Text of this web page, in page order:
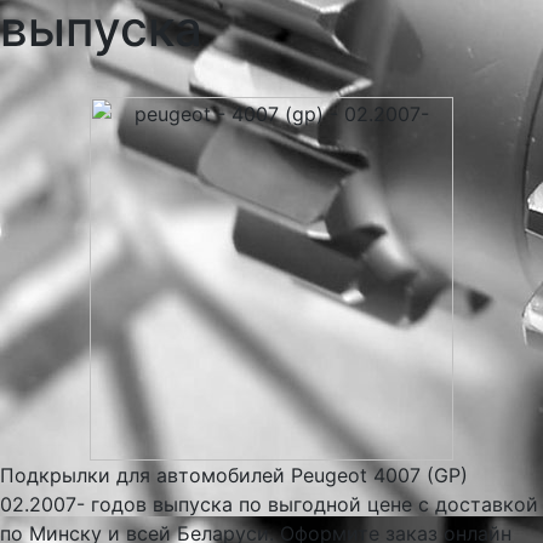
выпуска
Подкрылки для автомобилей Peugeot 4007 (GP)
02.2007- годов выпуска по выгодной цене с доставкой
по Минску и всей Беларуси. Оформите заказ онлайн